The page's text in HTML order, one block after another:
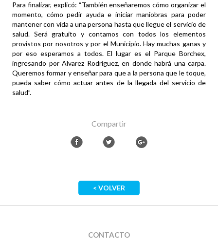
Para finalizar, explicó: “También enseñaremos cómo organizar el
momento, cómo pedir ayuda e iniciar maniobras para poder
mantener con vida a una persona hasta que llegue el servicio de
salud. Será gratuito y contamos con todos los elementos
provistos por nosotros y por el Municipio. Hay muchas ganas y
por eso esperamos a todos. El lugar es el Parque Borchex,
ingresando por Alvarez Rodríguez, en donde habrá una carpa.
Queremos formar y enseñar para que a la persona que le toque,
pueda saber cómo actuar antes de la llegada del servicio de
salud”.
Compartir
< VOLVER
CONTACTO